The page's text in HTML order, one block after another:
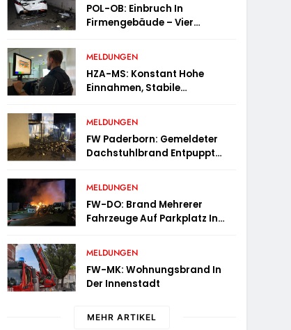
POL-OB: Einbruch In
Firmengebäude – Vier
MELDUNGEN
HZA-MS: Konstant Hohe
Einnahmen, Stabile
Arbeit Mit E-Zigaretten /
Hauptzollamt Münster Zieht
Für 2025 Bilanz
MELDUNGEN
FW Paderborn: Gemeldeter
Dachstuhlbrand Entpuppt
Reismann-Gymnasium
MELDUNGEN
FW-DO: Brand Mehrerer
Fahrzeuge Auf Parkplatz In
MELDUNGEN
FW-MK: Wohnungsbrand In
Der Innenstadt
MEHR ARTIKEL